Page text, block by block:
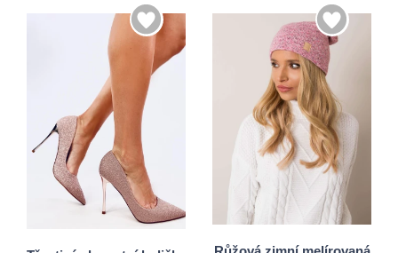
36 37
38 39
41 Univerzální